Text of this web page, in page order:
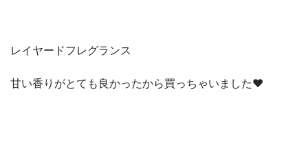
レイヤードフレグランス
甘い香りがとても良かったから買っちゃいました❤️